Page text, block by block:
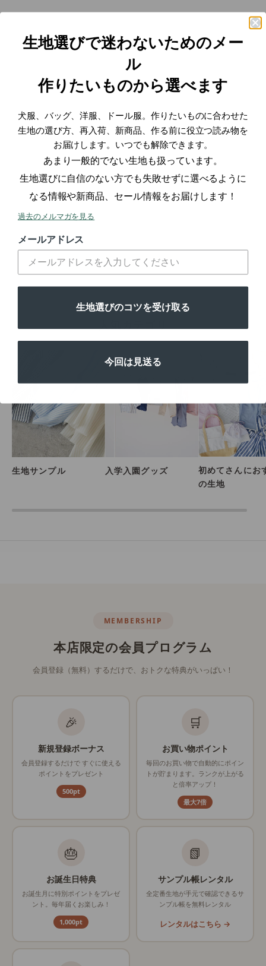
品番m5301-a 綿ポリ 混紡 コー
品番: m5301-a-sample-book
セール価格
1,100円
0件のレビュー
生地サンプル 入学入園グッズ
初めてさんにお
の生地
MEMBERSHIP
本店限定の会員プログラム
会員登録（無料）するだけで、おトクな特典がいっぱい！
🎉
新規登録ボーナス
会員登録するだけで すぐに使える
ポイントをプレゼント
500pt
🛒
お買い物ポイント
毎回のお買い物で自動的にポイン
トが貯まります。ランクが上がる
と倍率アップ！
最大7倍
🎂
お誕生日特典
お誕生月に特別ポイントをプレゼ
ント。毎年届くお楽しみ！
1,000pt
📗
サンプル帳レンタル
全定番生地が手元で確認できるサ
ンプル帳を無料レンタル
レンタルはこちら →
生地選びで迷わないためのメー
ル
作りたいものから選べます
犬服、バッグ、洋服、ドール服。作りたいものに合わせた
生地の選び方、再入荷、新商品、作る前に役立つ読み物を
お届けします。いつでも解除できます。
あまり一般的でない生地も扱っています。
生地選びに自信のない方でも失敗せずに選べるように
なる情報や新商品、セール情報をお届けします！
過去のメルマガを見る
メールアドレス
生地選びのコツを受け取る
今回は見送る